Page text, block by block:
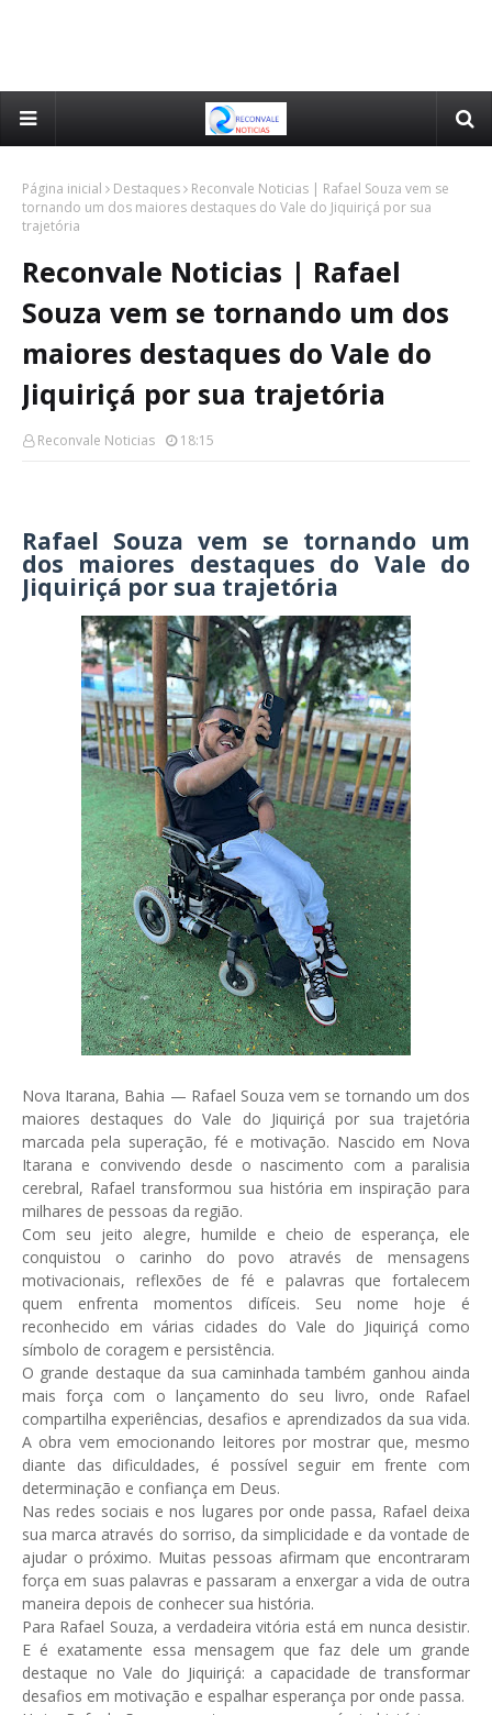
Página inicial Destaques
Reconvale Noticias | Rafael Souza vem se
tornando um dos maiores destaques do Vale do Jiquiriçá por sua
trajetória
Reconvale Noticias | Rafael
Souza vem se tornando um dos
maiores destaques do Vale do
Jiquiriçá por sua trajetória
Reconvale Noticias 18:15
Rafael Souza vem se tornando um
dos maiores destaques do Vale do
Jiquiriçá por sua trajetória
Nova Itarana, Bahia — Rafael Souza vem se tornando um dos
maiores destaques do Vale do Jiquiriçá por sua trajetória
marcada pela superação, fé e motivação. Nascido em Nova
Itarana e convivendo desde o nascimento com a paralisia
cerebral, Rafael transformou sua história em inspiração para
milhares de pessoas da região.
Com seu jeito alegre, humilde e cheio de esperança, ele
conquistou o carinho do povo através de mensagens
motivacionais, reflexões de fé e palavras que fortalecem
quem enfrenta momentos difíceis. Seu nome hoje é
reconhecido em várias cidades do Vale do Jiquiriçá como
símbolo de coragem e persistência.
O grande destaque da sua caminhada também ganhou ainda
mais força com o lançamento do seu livro, onde Rafael
compartilha experiências, desafios e aprendizados da sua vida.
A obra vem emocionando leitores por mostrar que, mesmo
diante das dificuldades, é possível seguir em frente com
determinação e confiança em Deus.
Nas redes sociais e nos lugares por onde passa, Rafael deixa
sua marca através do sorriso, da simplicidade e da vontade de
ajudar o próximo. Muitas pessoas afirmam que encontraram
força em suas palavras e passaram a enxergar a vida de outra
maneira depois de conhecer sua história.
Para Rafael Souza, a verdadeira vitória está em nunca desistir.
E é exatamente essa mensagem que faz dele um grande
destaque no Vale do Jiquiriçá: a capacidade de transformar
desafios em motivação e espalhar esperança por onde passa.